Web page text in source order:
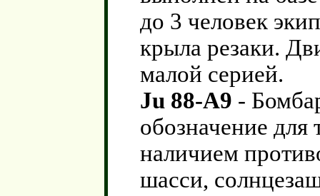
до 3 человек
крыла резаки.
малой серией.
Ju 88-A9 -
обозначение для
наличием
шасси,